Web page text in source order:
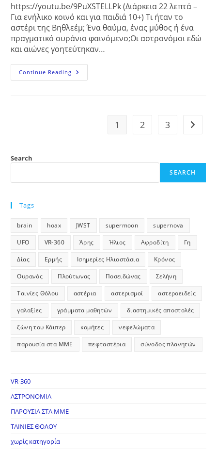
https://youtu.be/9PuXSTELLPk (Διάρκεια 22 λεπτά –
Για ενήλικο κοινό και για παιδιά 10+) Τι ήταν το
αστέρι της Βηθλεέμ; Ένα θαύμα, ένας μύθος ή ένα
πραγματικό ουράνιο φαινόμενο;Οι αστρονόμοι εδώ
και αιώνες γοητεύτηκαν…
Continue Reading Το
Άστρο
1 2 3 Go to
Search
SEARCH
Tags
brain hoax JWST supermoon supernova
UFO VR-360 Άρης Ήλιος Αφροδίτη Γη
Δίας Ερμής Ισημερίες Ηλιοστάσια Κρόνος
Ουρανός Πλούτωνας Ποσειδώνας Σελήνη
Ταινίες Θόλου αστέρια αστερισμοί αστεροειδείς
γαλαξίες γράμματα μαθητών διαστημικές αποστολές
ζώνη του Κάιπερ κομήτες νεφελώματα
παρουσία στα ΜΜΕ πεφταστέρια σύνοδος πλανητών
VR-360
ΑΣΤΡΟΝΟΜΙΑ
ΠΑΡΟΥΣΙΑ ΣΤΑ ΜΜΕ
ΤΑΙΝΙΕΣ ΘΟΛΟΥ
χωρίς κατηγορία